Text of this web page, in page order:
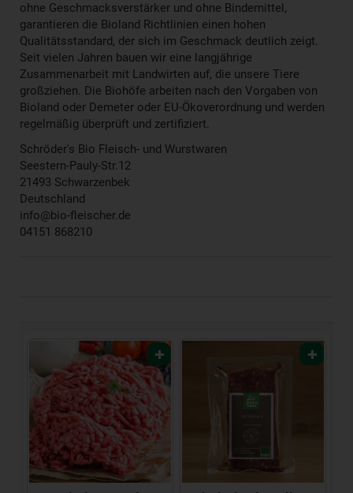
ohne Geschmacksverstärker und ohne Bindemittel,
garantieren die Bioland Richtlinien einen hohen
Qualitätsstandard, der sich im Geschmack deutlich zeigt.
Seit vielen Jahren bauen wir eine langjährige
Zusammenarbeit mit Landwirten auf, die unsere Tiere
großziehen. Die Biohöfe arbeiten nach den Vorgaben von
Bioland oder Demeter oder EU-Ökoverordnung und werden
regelmäßig überprüft und zertifiziert.
Schröder's Bio Fleisch- und Wurstwaren
Seestern-Pauly-Str.12
21493 Schwarzenbek
Deutschland
info@bio-fleischer.de
04151 868210